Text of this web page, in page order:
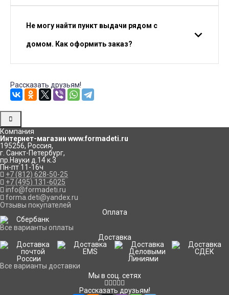
Не могу найти пункт выдачи рядом с
домом. Как оформить заказ?
Рассказать друзьям!
Компания
Интернет-магазин www.formadeti.ru
195256, Россия,
г. Санкт-Петербург,
пр.Науки д.14 к.3
Пн-пт 11-16ч
+7 (812) 628-50-25
+7 (495) 131-6025
info@formadeti.ru
forma.deti@yandex.ru
Отзывы покупателей
Оплата
Все варианты оплаты
Доставка
Все варианты доставки
Мы в соц. сетях
Рассказать друзьям!